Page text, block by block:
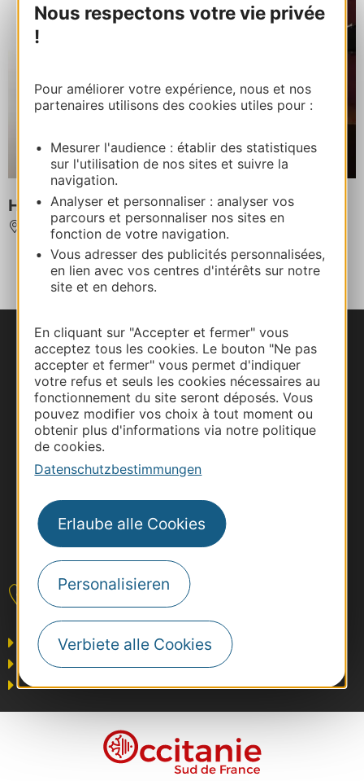
Nous respectons votre vie privée
!
Pour améliorer votre expérience, nous et nos
partenaires utilisons des cookies utiles pour :
Mesurer l'audience : établir des statistiques
sur l'utilisation de nos sites et suivre la
navigation.
Analyser et personnaliser : analyser vos
parcours et personnaliser nos sites en
fonction de votre navigation.
Vous adresser des publicités personnalisées,
en lien avec vos centres d'intérêts sur notre
site et en dehors.
En cliquant sur "Accepter et fermer" vous
acceptez tous les cookies. Le bouton "Ne pas
accepter et fermer" vous permet d'indiquer
votre refus et seuls les cookies nécessaires au
fonctionnement du site seront déposés. Vous
pouvez modifier vos choix à tout moment ou
obtenir plus d'informations via notre politique
de cookies.
Datenschutzbestimmungen
Erlaube alle Cookies
Personalisieren
Verbiete alle Cookies
HOTEL MAJESTIC
MONTPELLIER :Distanz km von ST GUILHEM LE DESERT
‹
#VoyageOccitanie
Kontakt
Business/Mice
Pros
Presse